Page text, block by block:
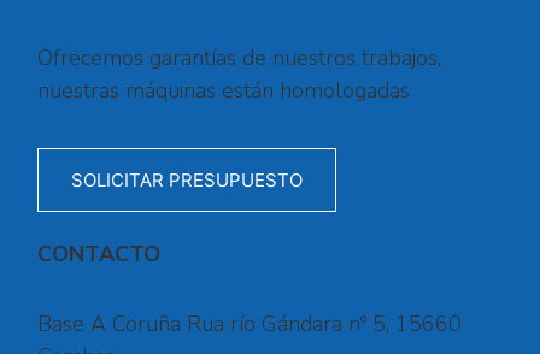
Ofrecemos garantías de nuestros trabajos,
nuestras máquinas están homologadas
SOLICITAR PRESUPUESTO
CONTACTO
Base A Coruña Rua río Gándara nº 5, 15660